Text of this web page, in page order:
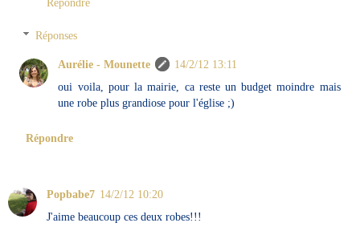
Réponses
Aurélie - Mounette
14/2/12 13:11
oui voila, pour la mairie, ca reste un budget moindre mais
une robe plus grandiose pour l'église ;)
Répondre
Popbabe7 14/2/12 10:20
J'aime beaucoup ces deux robes!!!